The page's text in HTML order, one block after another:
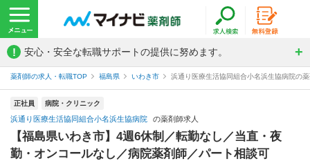
! 安心・安全な転職サポートの提供に努めます。
薬剤師の求人・転職TOP 福島県 いわき市 浜通り医療生活協同組合小名浜生協病院の
正社員 病院・クリニック
浜通り医療生活協同組合小名浜生協病院 の薬剤師求人
【福島県いわき市】4週6休制／転勤なし／当直・夜
勤・オンコールなし／病院薬剤師／パート相談可